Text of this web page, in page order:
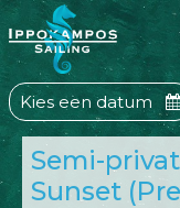
Kies een datum
Semi-
Sunset